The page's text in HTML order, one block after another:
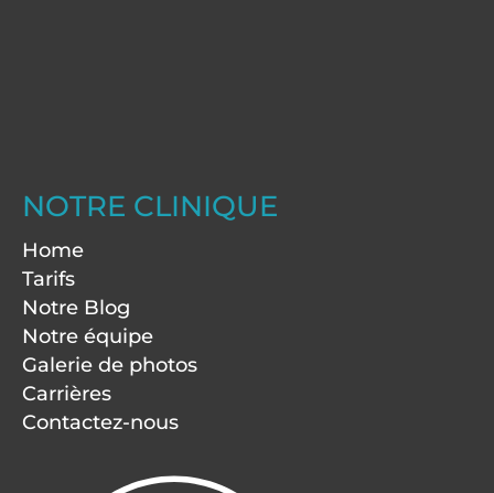
NOTRE CLINIQUE
Home
Tarifs
Notre Blog
Notre équipe
Galerie de photos
Carrières
Contactez-nous